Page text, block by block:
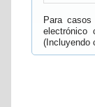
Para
electrónico
(Incluyendo